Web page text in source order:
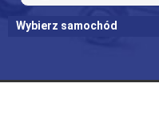
Wybierz samochód